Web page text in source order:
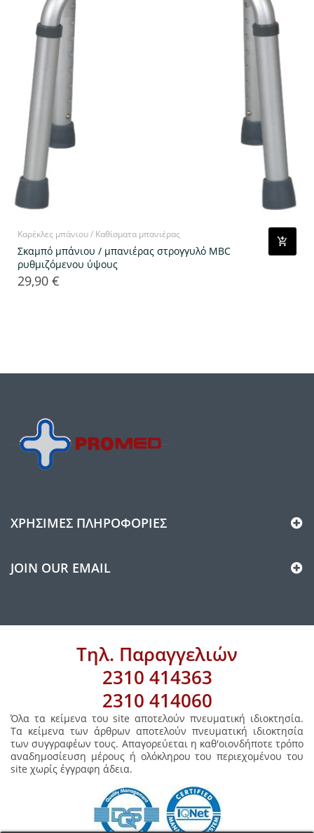
Καρέκλες μπάνιου / Καθίσματα μπανιέρας
Σκαμπό μπάνιου / μπανιέρας στρογγυλό MBC
ρυθμιζόμενου ύψους
Τιμή
29,90 €
ΧΡΉΣΙΜΕΣ ΠΛΗΡΟΦΟΡΊΕΣ
JOIN OUR EMAIL
Τηλ. Παραγγελιών
2310 414363
2310 414060
Όλα τα κείμενα του site αποτελούν πνευματική ιδιοκτησία.
Τα κείμενα των άρθρων αποτελούν πνευματική ιδιοκτησία
των συγγραφέων τους. Απαγορεύεται η καθ'οιονδήποτε τρόπο
αναδημοσίευση μέρους ή ολόκληρου του περιεχομένου του
site χωρίς έγγραφη άδεια.